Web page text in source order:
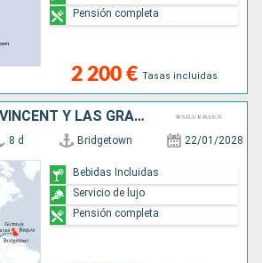
2 200 € Tasas incluidas
Pensión completa
BARBADOS, SAN VINCENT Y LAS GRANADINAS, MARTINICA, FRANCIA, DOMINICA, GRENADA, SANTA LUCIA
8 d Bridgetown 22/01/2028
Bebidas Incluidas
Servicio de lujo
Pensión completa